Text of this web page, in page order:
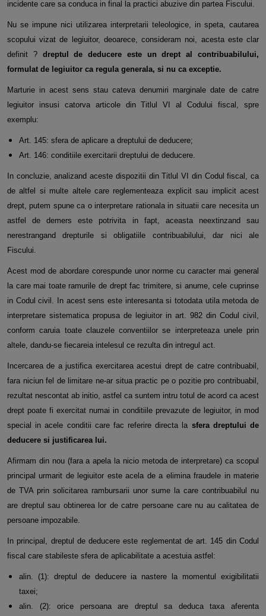
incidente care sa conduca in final la practici abuzive din partea Fiscului.
Nu se impune nici utilizarea interpretarii teleologice, in speta, cautarea
scopului vizat de legiuitor, deoarece, consideram noi, acesta este clar
definit ? dreptul de deducere este un drept al contribuabilului,
formulat de legiuitor ca regula generala, si nu ca exceptie.
Marturie in acest sens stau cateva denumiri marginale date de catre
legiuitor insusi catorva articole din Titlul VI al Codului fiscal, spre
exemplu:
Art. 145: sfera de aplicare a dreptului de deducere;
Art. 146: conditiile exercitarii dreptului de deducere.
In concluzie, analizand aceste dispozitii din Titlul VI din Codul fiscal, ca
de altfel si multe altele care reglementeaza explicit sau implicit acest
drept, putem spune ca o interpretare rationala in situatii care necesita un
astfel de demers este potrivita in fapt, aceasta neextinzand sau
nerestrangand drepturile si obligatiile contribuabilului, dar nici ale
Fiscului.
Acest mod de abordare corespunde unor norme cu caracter mai general
la care mai toate ramurile de drept fac trimitere, si anume, cele cuprinse
in Codul civil. In acest sens este interesanta si totodata utila metoda de
interpretare sistematica propusa de legiuitor in art. 982 din Codul civil,
conform caruia toate clauzele conventiilor se interpreteaza unele prin
altele, dandu-se fiecareia intelesul ce rezulta din intregul act.
Incercarea de a justifica exercitarea acestui drept de catre contribuabil,
fara niciun fel de limitare ne-ar situa practic pe o pozitie pro contribuabil,
rezultat nescontat ab initio, astfel ca suntem intru totul de acord ca acest
drept poate fi exercitat numai in conditiile prevazute de legiuitor, in mod
special in acele conditii care fac referire directa la sfera dreptului de
deducere si justificarea lui.
Afirmam din nou (fara a apela la nicio metoda de interpretare) ca scopul
principal urmarit de legiuitor este acela de a elimina fraudele in materie
de TVA prin solicitarea rambursarii unor sume la care contribuabilul nu
are dreptul sau obtinerea lor de catre persoane care nu au calitatea de
persoane impozabile.
In principal, dreptul de deducere este reglementat de art. 145 din Codul
fiscal care stabileste sfera de aplicabilitate a acestuia astfel:
alin. (1): dreptul de deducere ia nastere la momentul exigibilitatii
taxei;
alin. (2): orice persoana are dreptul sa deduca taxa aferenta